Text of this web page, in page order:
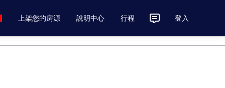
上架您的房源 說明中心 行程 登入